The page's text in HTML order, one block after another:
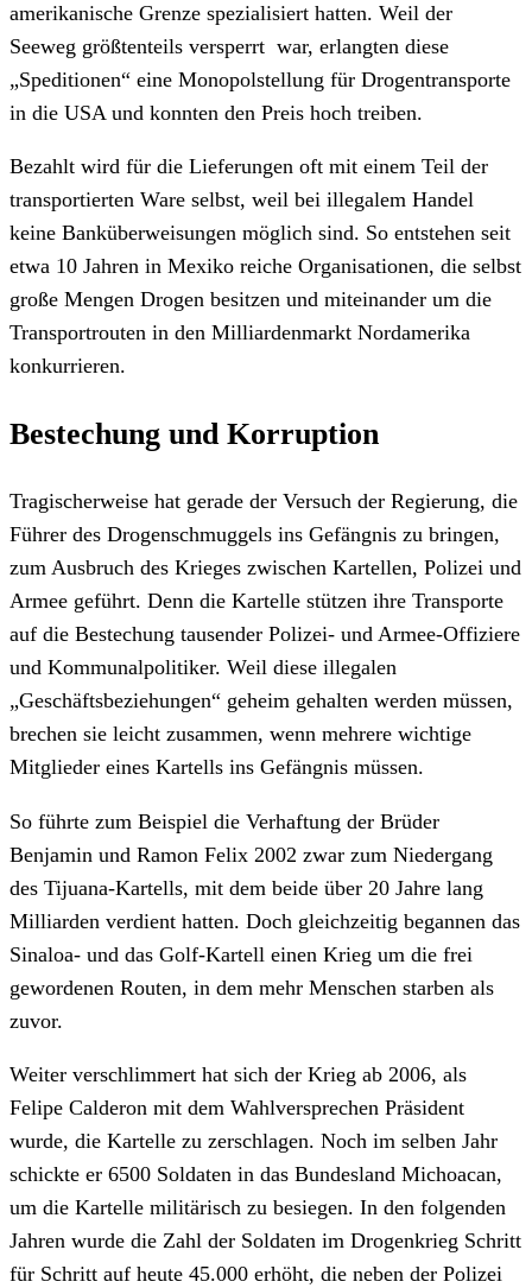
amerikanische Grenze spezialisiert hatten. Weil der
Seeweg größtenteils versperrt war, erlangten diese
„Speditionen“ eine Monopolstellung für Drogentransporte
in die USA und konnten den Preis hoch treiben.
Bezahlt wird für die Lieferungen oft mit einem Teil der
transportierten Ware selbst, weil bei illegalem Handel
keine Banküberweisungen möglich sind. So entstehen seit
etwa 10 Jahren in Mexiko reiche Organisationen, die selbst
große Mengen Drogen besitzen und miteinander um die
Transportrouten in den Milliardenmarkt Nordamerika
konkurrieren.
Bestechung und Korruption
Tragischerweise hat gerade der Versuch der Regierung, die
Führer des Drogenschmuggels ins Gefängnis zu bringen,
zum Ausbruch des Krieges zwischen Kartellen, Polizei und
Armee geführt. Denn die Kartelle stützen ihre Transporte
auf die Bestechung tausender Polizei- und Armee-Offiziere
und Kommunalpolitiker. Weil diese illegalen
„Geschäftsbeziehungen“ geheim gehalten werden müssen,
brechen sie leicht zusammen, wenn mehrere wichtige
Mitglieder eines Kartells ins Gefängnis müssen.
So führte zum Beispiel die Verhaftung der Brüder
Benjamin und Ramon Felix 2002 zwar zum Niedergang
des Tijuana-Kartells, mit dem beide über 20 Jahre lang
Milliarden verdient hatten. Doch gleichzeitig begannen das
Sinaloa- und das Golf-Kartell einen Krieg um die frei
gewordenen Routen, in dem mehr Menschen starben als
zuvor.
Weiter verschlimmert hat sich der Krieg ab 2006, als
Felipe Calderon mit dem Wahlversprechen Präsident
wurde, die Kartelle zu zerschlagen. Noch im selben Jahr
schickte er 6500 Soldaten in das Bundesland Michoacan,
um die Kartelle militärisch zu besiegen. In den folgenden
Jahren wurde die Zahl der Soldaten im Drogenkrieg Schritt
für Schritt auf heute 45.000 erhöht, die neben der Polizei